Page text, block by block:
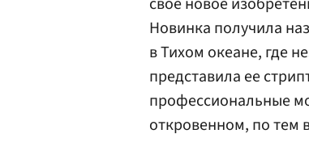
Новинка получила
в Тихом океане, где
представила ее
профессиональные
откровенном, по тем